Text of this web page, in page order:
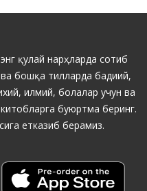
қулай нарҳларда сотиб
ва бошқа тилларда бадиий,
илмий, болалар учун ва
буюртма беринг.
етказиб берамиз.